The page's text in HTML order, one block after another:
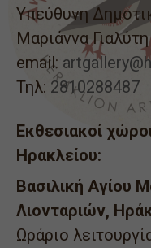
Υπεύθυνη
Μαριάννα Γιαλύτη
email:
Τηλ: 2810288487
Εκθεσιακοί
Ηρακλείου:
Βασιλική Αγίου
Λιονταριών,
Ωράριο